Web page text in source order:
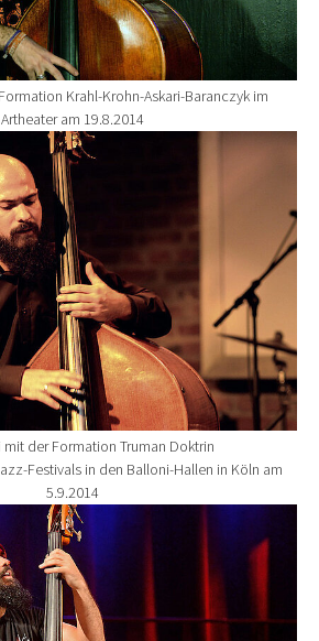
Krahl-Krohn-Askari-Baranczyk im
Artheater am 19.8.2014
mit der Formation Truman Doktrin
Festivals in den Balloni-Hallen in Köln am
5.9.2014